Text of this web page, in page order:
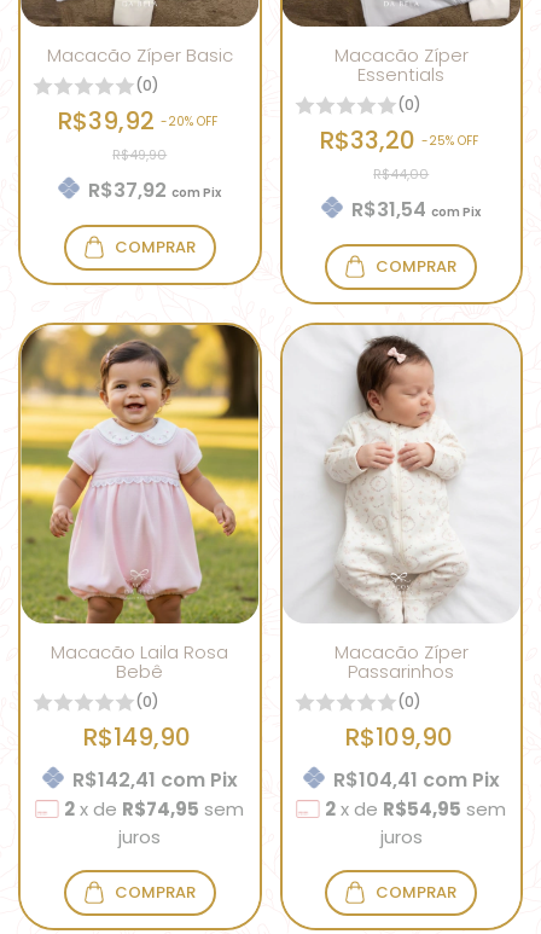
Macacão Zíper Basic
(0)
R$39,92 -20% OFF
R$49,90
R$37,92com Pix
COMPRAR
Macacão Zíper
Essentials
(0)
R$33,20 -25% OFF
R$44,00
R$31,54com Pix
COMPRAR
Macacão Laila Rosa
Bebê
(0)
R$149,90
R$142,41 com Pix
2 x de R$74,95 sem
juros
COMPRAR
Macacão Zíper
Passarinhos
(0)
R$109,90
R$104,41 com Pix
2 x de R$54,95 sem
juros
COMPRAR